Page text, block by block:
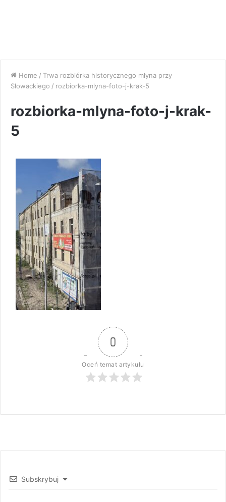
Home / Trwa rozbiórka historycznego młyna przy
Słowackiego / rozbiorka-mlyna-foto-j-krak-5
rozbiorka-mlyna-foto-j-krak-
5
0
Oceń temat artykułu
Subskrybuj